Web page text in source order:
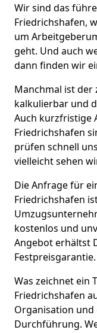
Wir sind das
Friedrichshafen,
um
geht. Und auch
dann finden wir
Manchmal ist der
kalkulierbar und
Auch kurzfristige
Friedrichshafen
prüfen schnell
vielleicht sehen
Die Anfrage für
Friedrichshafen
kostenlos und
Angebot erhältst
Festpreisgarantie.
Was zeichnet ein
Friedrichshafen
Organisation und
Durchführung.